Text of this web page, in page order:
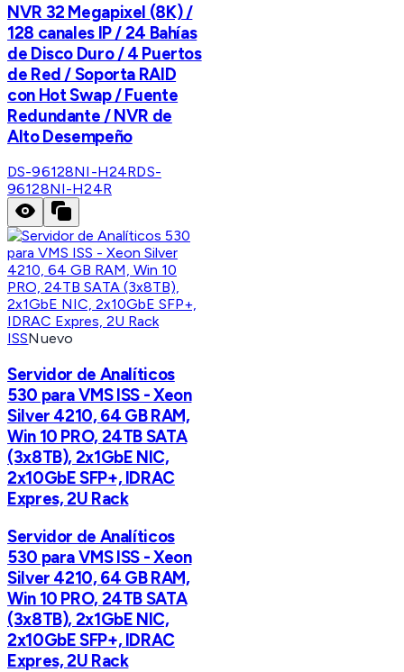
NVR 32 Megapixel (8K) /
128 canales IP / 24 Bahías
de Disco Duro / 4 Puertos
de Red / Soporta RAID
con Hot Swap / Fuente
Redundante / NVR de
Alto Desempeño
DS-96128NI-H24RDS-
96128NI-H24R
ISSNuevo
Servidor de Analíticos
530 para VMS ISS - Xeon
Silver 4210, 64 GB RAM,
Win 10 PRO, 24TB SATA
(3x8TB), 2x1GbE NIC,
2x10GbE SFP+, IDRAC
Expres, 2U Rack
Servidor de Analíticos
530 para VMS ISS - Xeon
Silver 4210, 64 GB RAM,
Win 10 PRO, 24TB SATA
(3x8TB), 2x1GbE NIC,
2x10GbE SFP+, IDRAC
Expres, 2U Rack